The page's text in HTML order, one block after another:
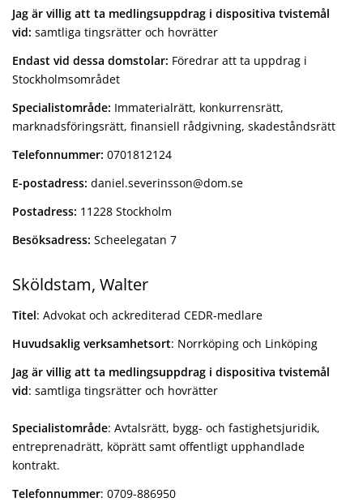
Jag är villig att ta medlingsuppdrag i dispositiva tvistemål
vid: samtliga tingsrätter och hovrätter
Endast vid dessa domstolar: Föredrar att ta uppdrag i
Stockholmsområdet
Specialistområde: Immaterialrätt, konkurrensrätt,
marknadsföringsrätt, finansiell rådgivning, skadeståndsrätt
Telefonnummer: 0701812124
E-postadress: daniel.severinsson@dom.se
Postadress: 11228 Stockholm
Besöksadress: Scheelegatan 7
Sköldstam, Walter
Titel: Advokat och ackrediterad CEDR-medlare
Huvudsaklig verksamhetsort: Norrköping och Linköping
Jag är villig att ta medlingsuppdrag i dispositiva tvistemål
vid: samtliga tingsrätter och hovrätter
Specialistområde: Avtalsrätt, bygg- och fastighetsjuridik,
entreprenadrätt, köprätt samt offentligt upphandlade
kontrakt.
Telefonnummer: 0709-886950